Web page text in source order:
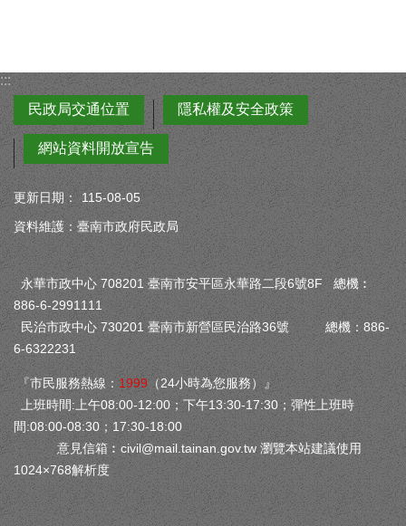
:::
民政局交通位置
隱私權及安全政策
網站資料開放宣告
更新日期：
115-08-05
資料維護：臺南市政府民政局
永華市政中心 708201 臺南市安平區永華路二段6號8F 總機︰
886-6-2991111
民治市政中心 730201 臺南市新營區民治路36號 總機：886-
6-6322231
『市民服務熱線： 1999 （24小時為您服務）』
上班時間:上午08:00-12:00；下午13:30-17:30；彈性上班時
間:08:00-08:30；17:30-18:00
意見信箱︰ civil@mail.tainan.gov.tw 瀏覽本站建議使用
1024×768解析度